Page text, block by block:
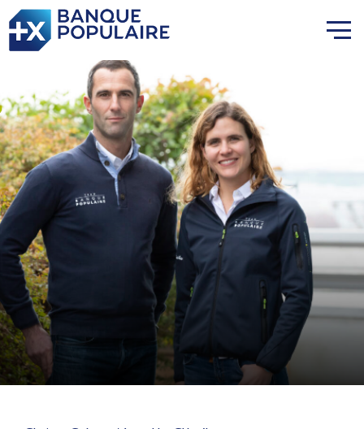
Lauriane Nolot en or à Long